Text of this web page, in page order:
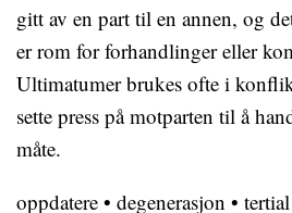
gitt av en part til en annen, og
er rom for forhandlinger eller
Ultimatumer brukes ofte i
sette press på motparten til å
måte.
oppdatere • degenerasjon • tertial